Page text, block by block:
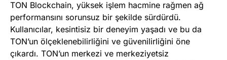
TON Blockchain, yüksek işlem hacmine rağmen ağ
performansını sorunsuz bir şekilde sürdürdü.
Kullanıcılar, kesintisiz bir deneyim yaşadı ve bu da
TON’un ölçeklenebilirliğini ve güvenilirliğini öne
çıkardı. TON’un merkezi ve merkeziyetsiz